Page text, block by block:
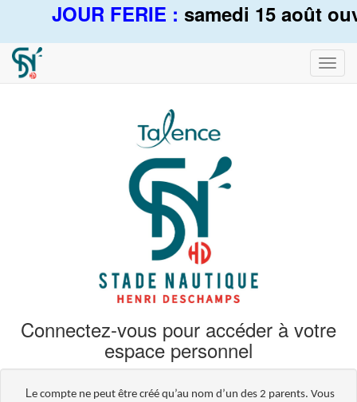
JOUR FERIE :samedi 15 août
la
Connectez-vous pour accéder à votre
espace personnel
Le compte ne peut être créé qu’au nom d’un des 2 parents. Vous